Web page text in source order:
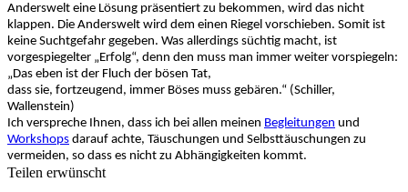
Anderswelt eine Lösung präsentiert zu bekommen, wird das nicht
klappen. Die Anderswelt wird dem einen Riegel vorschieben. Somit ist
keine Suchtgefahr gegeben. Was allerdings süchtig macht, ist
vorgespiegelter „Erfolg“, denn den muss man immer weiter vorspiegeln:
„Das eben ist der Fluch der bösen Tat,
dass sie, fortzeugend, immer Böses muss gebären.“ (Schiller,
Wallenstein)
Ich verspreche Ihnen, dass ich bei allen meinen Begleitungen und
Workshops darauf achte, Täuschungen und Selbsttäuschungen zu
vermeiden, so dass es nicht zu Abhängigkeiten kommt.
Teilen erwünscht